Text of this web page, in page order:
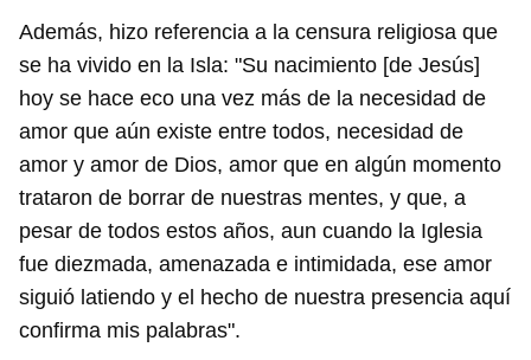
Además, hizo referencia a la censura religiosa que
se ha vivido en la Isla: "Su nacimiento [de Jesús]
hoy se hace eco una vez más de la necesidad de
amor que aún existe entre todos, necesidad de
amor y amor de Dios, amor que en algún momento
trataron de borrar de nuestras mentes, y que, a
pesar de todos estos años, aun cuando la Iglesia
fue diezmada, amenazada e intimidada, ese amor
siguió latiendo y el hecho de nuestra presencia aquí
confirma mis palabras".